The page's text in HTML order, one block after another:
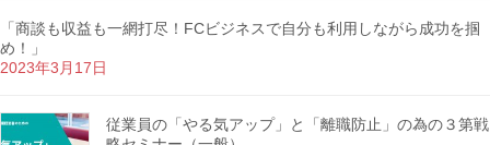
「商談も収益も一網打尽！FCビジネスで自分も利用しながら成功を掴
め！」
2023年3月17日
従業員の「やる気アップ」と「離職防止」の為の３第戦